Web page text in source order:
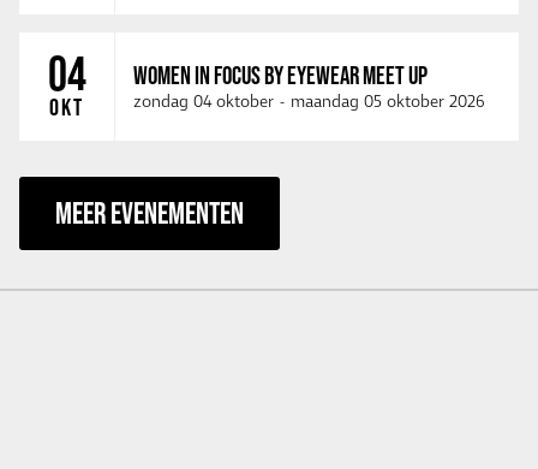
04
OKT
WOMEN IN FOCUS BY EYEWEAR MEET UP
zondag 04 oktober - maandag 05 oktober 2026
MEER EVENEMENTEN